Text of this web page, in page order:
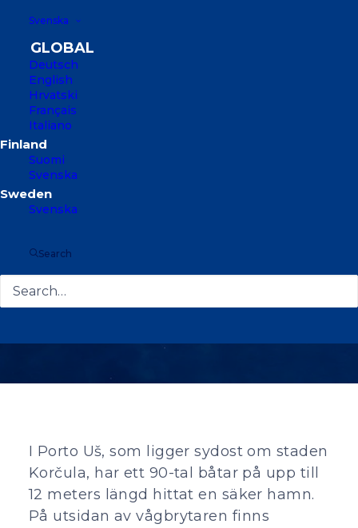
Svenska
Deutsch
English
Hrvatski
Français
Italiano
Suomi
Svenska
Svenska
Search
I Porto Uš, som ligger sydost om staden
Korčula, har ett 90-tal båtar på upp till
12 meters längd hittat en säker hamn.
På utsidan av vågbrytaren finns